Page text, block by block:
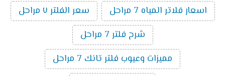
اسعار فلاتر المياه 7 مراحل
سعر الفلتر ٧ مراحل
شرح فلتر 7 مراحل
مميزات وعيوب فلتر تانك 7 مراحل